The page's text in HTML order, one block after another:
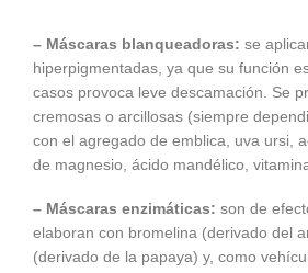
– Máscaras blanqueadoras: se
hiperpigmentadas, ya que su función
casos provoca leve descamación. Se
cremosas o arcillosas (siempre
con el agregado de emblica, uva ursi,
de magnesio, ácido mandélico,
– Máscaras enzimáticas: son de
elaboran con bromelina (derivado del
(derivado de la papaya) y, como